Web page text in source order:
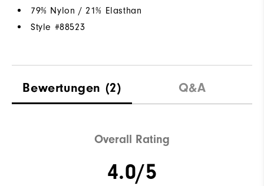
79% Nylon / 21% Elasthan
Style #88523
Bewertungen (2) Q&A
Overall Rating
4.0/5